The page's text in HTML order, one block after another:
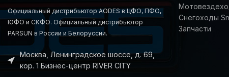
Официальный дистрибьютор AODES в ЦФО, ПФО,
ЮФО и СКФО. Официальный дистрибьютор
PARSUN в России и Белоруссии.
Москва, Ленинградское шоссе, д. 69,
кор. 1 Бизнес-центр RIVER CITY
Снегоходы
Запчасти